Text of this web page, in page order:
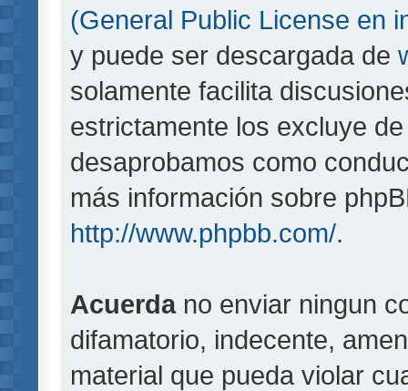
(General Public License en
y puede ser descargada de
solamente facilita
estrictamente los excluye
desaprobamos como
más información sobre
http://www.phpbb.com/.
Acuerdano enviar ningun
difamatorio, indecente,
material que pueda violar